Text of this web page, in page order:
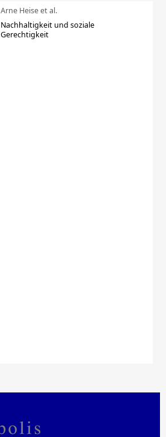
Arne Heise et al.
Nachhaltigkeit und soziale
Gerechtigkeit